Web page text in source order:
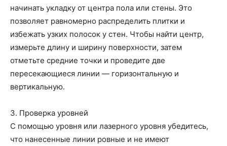
начинать укладку от центра пола или стены. Это
позволяет равномерно распределить плитки и
избежать узких полосок у стен. Чтобы найти центр,
измерьте длину и ширину поверхности, затем
отметьте средние точки и проведите две
пересекающиеся линии — горизонтальную и
вертикальную.
3. Проверка уровней
С помощью уровня или лазерного уровня убедитесь,
что нанесенные линии ровные и не имеют